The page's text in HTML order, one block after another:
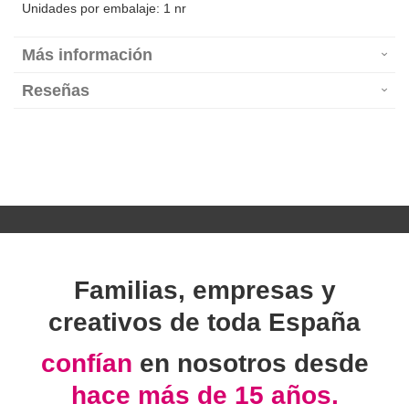
Unidades por embalaje: 1 nr
Más información
Reseñas
Familias, empresas y
creativos de toda España
confían en nosotros desde
hace más de 15 años.